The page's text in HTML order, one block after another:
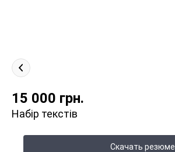
15 000 грн.
Набір текстів
Скачать резюме